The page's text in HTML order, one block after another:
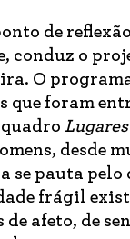
de
conduz o
O programa
que foram
desde
se pauta pelo
frágil
de afeto, de